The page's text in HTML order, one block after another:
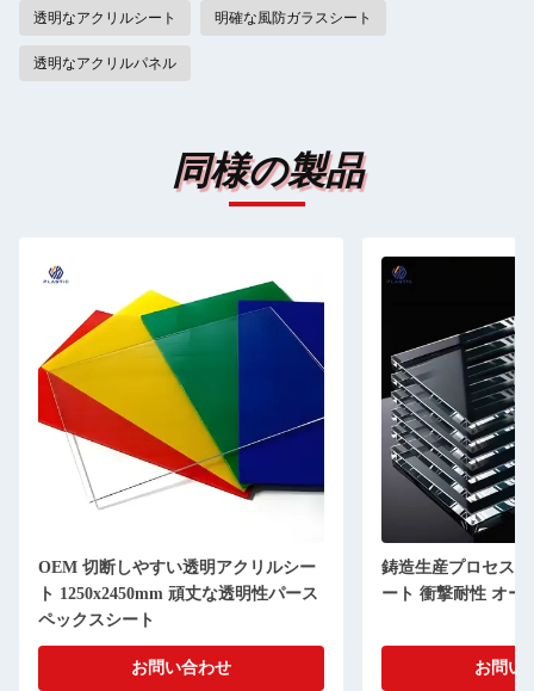
透明なアクリルシート 明確な風防ガラスシート
透明なアクリルパネル
同様の製品
OEM 切断しやすい透明アクリルシー
ト 1250x2450mm 頑丈な透明性パース
ペックスシート
お問い合わせ
鋳造生産プロセス
ート 衝撃耐性 オー
お問い